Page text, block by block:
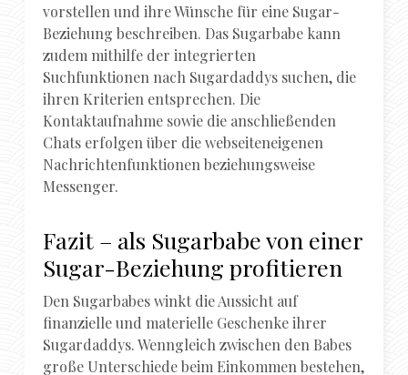
vorstellen und ihre Wünsche für eine Sugar-
Beziehung beschreiben. Das Sugarbabe kann
zudem mithilfe der integrierten
Suchfunktionen nach Sugardaddys suchen, die
ihren Kriterien entsprechen. Die
Kontaktaufnahme sowie die anschließenden
Chats erfolgen über die webseiteneigenen
Nachrichtenfunktionen beziehungsweise
Messenger.
Fazit – als Sugarbabe von einer
Sugar-Beziehung profitieren
Den Sugarbabes winkt die Aussicht auf
finanzielle und materielle Geschenke ihrer
Sugardaddys. Wenngleich zwischen den Babes
große Unterschiede beim Einkommen bestehen,